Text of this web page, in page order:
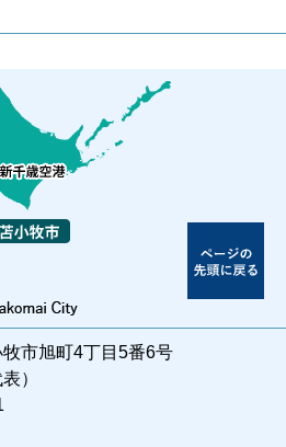
市旭町4丁目5番6号
）